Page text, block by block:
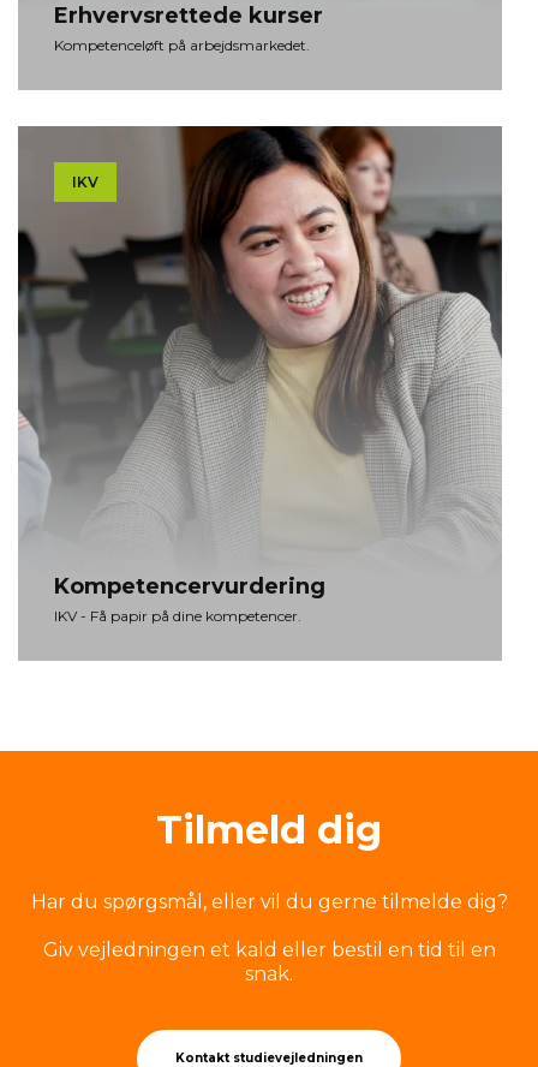
Er­hvervs­ret­te­de kur­ser
Kompetenceløft på arbejdsmarkedet.
IKV
Kom­pe­ten­cer­vur­de­ring
IKV - Få papir på dine kompetencer.
Til­meld dig
Har du spørgsmål, eller vil du gerne tilmelde dig?
Giv vejledningen et kald eller bestil en tid til en
snak.
Kontakt studievejledningen